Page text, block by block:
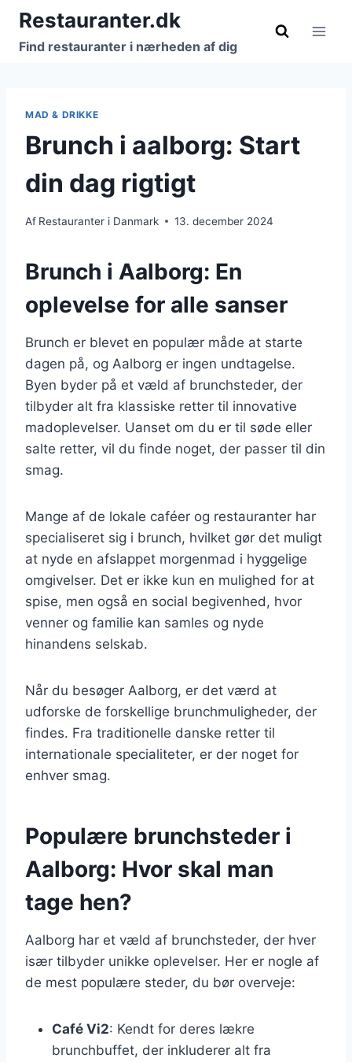
Fortsæt
indhold
Restauranter.dk
Find restauranter i nærheden af dig
MAD & DRIKKE
Brunch i aalborg: Start
din dag rigtigt
Af Restauranter i Danmark 13. december 2024
Brunch i Aalborg: En
oplevelse for alle sanser
Brunch er blevet en populær måde at starte
dagen på, og Aalborg er ingen undtagelse.
Byen byder på et væld af brunchsteder, der
tilbyder alt fra klassiske retter til innovative
madoplevelser. Uanset om du er til søde eller
salte retter, vil du finde noget, der passer til din
smag.
Mange af de lokale caféer og restauranter har
specialiseret sig i brunch, hvilket gør det muligt
at nyde en afslappet morgenmad i hyggelige
omgivelser. Det er ikke kun en mulighed for at
spise, men også en social begivenhed, hvor
venner og familie kan samles og nyde
hinandens selskab.
Når du besøger Aalborg, er det værd at
udforske de forskellige brunchmuligheder, der
findes. Fra traditionelle danske retter til
internationale specialiteter, er der noget for
enhver smag.
Populære brunchsteder i
Aalborg: Hvor skal man
tage hen?
Aalborg har et væld af brunchsteder, der hver
især tilbyder unikke oplevelser. Her er nogle af
de mest populære steder, du bør overveje:
Café Vi2: Kendt for deres lækre
brunchbuffet, der inkluderer alt fra